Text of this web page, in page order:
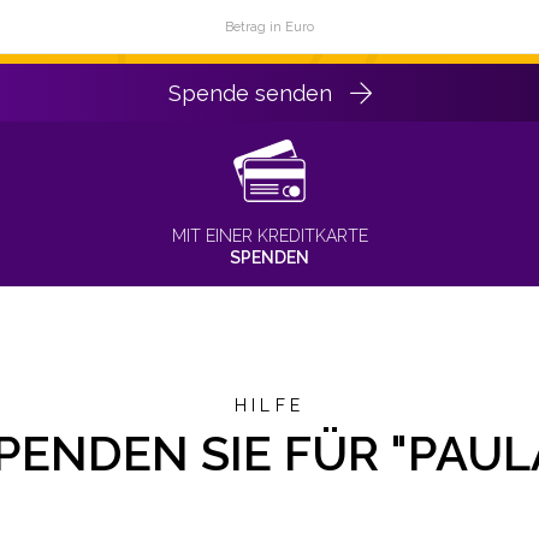
Spende senden
MIT EINER KREDITKARTE
SPENDEN
HILFE
SIE FÜR